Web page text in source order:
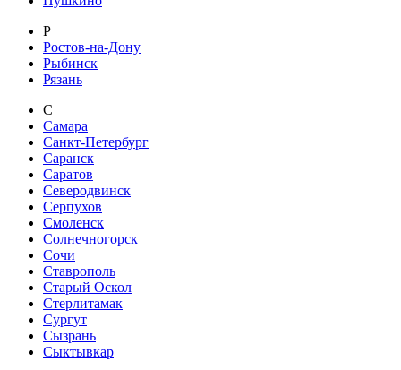
Р
Ростов-на-Дону
Рыбинск
Рязань
С
Самара
Санкт-Петербург
Саранск
Саратов
Северодвинск
Серпухов
Смоленск
Солнечногорск
Сочи
Ставрополь
Старый Оскол
Стерлитамак
Сургут
Сызрань
Сыктывкар